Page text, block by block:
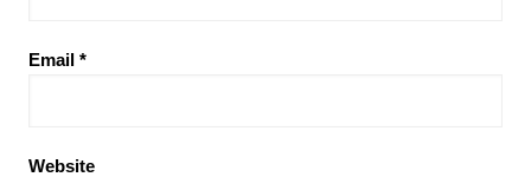
Email *
Website